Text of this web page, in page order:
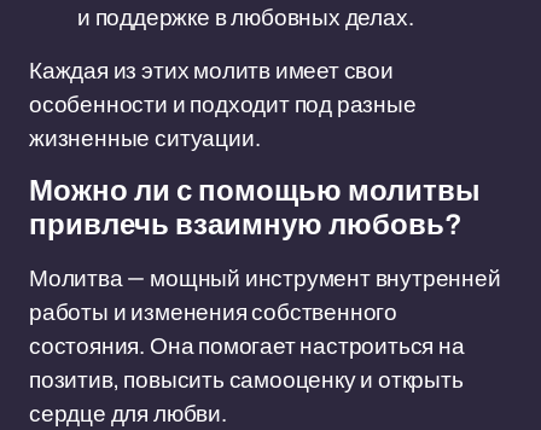
и поддержке в любовных делах.
Каждая из этих молитв имеет свои
особенности и подходит под разные
жизненные ситуации.
Можно ли с помощью молитвы
привлечь взаимную любовь?
Молитва — мощный инструмент внутренней
работы и изменения собственного
состояния. Она помогает настроиться на
позитив, повысить самооценку и открыть
сердце для любви.